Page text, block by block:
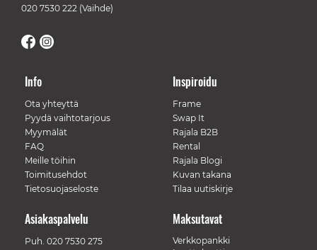
020 7530 222 (Vaihde)
Info
Ota yhteyttä
Pyydä vaihtotarjous
Myymälät
FAQ
Meille töihin
Toimitusehdot
Tietosuojaseloste
Inspiroidu
Frame
Swap It
Rajala B2B
Rental
Rajala Blogi
Kuvan takana
Tilaa uutiskirje
Maksutavat
Verkkopankki
Asiakaspalvelu
Puh. 020 7530 275